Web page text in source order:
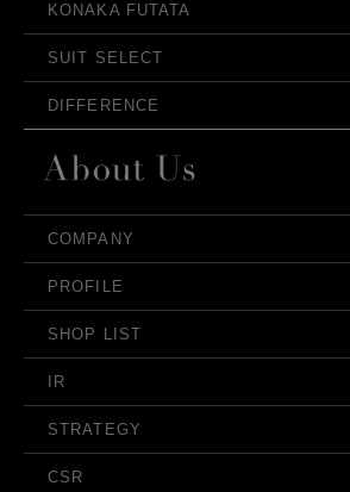
KONAKA FUTATA
SUIT SELECT
DIFFERENCE
COMPANY
PROFILE
SHOP LIST
IR
STRATEGY
CSR